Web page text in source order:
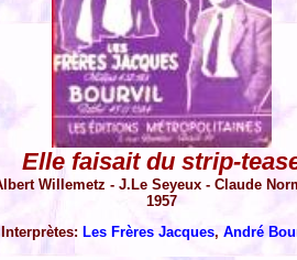
Elle faisait du strip-
Willemetz - J.Le Seyeux - Claude
1957
Interprètes: Les Frères Jacques, André